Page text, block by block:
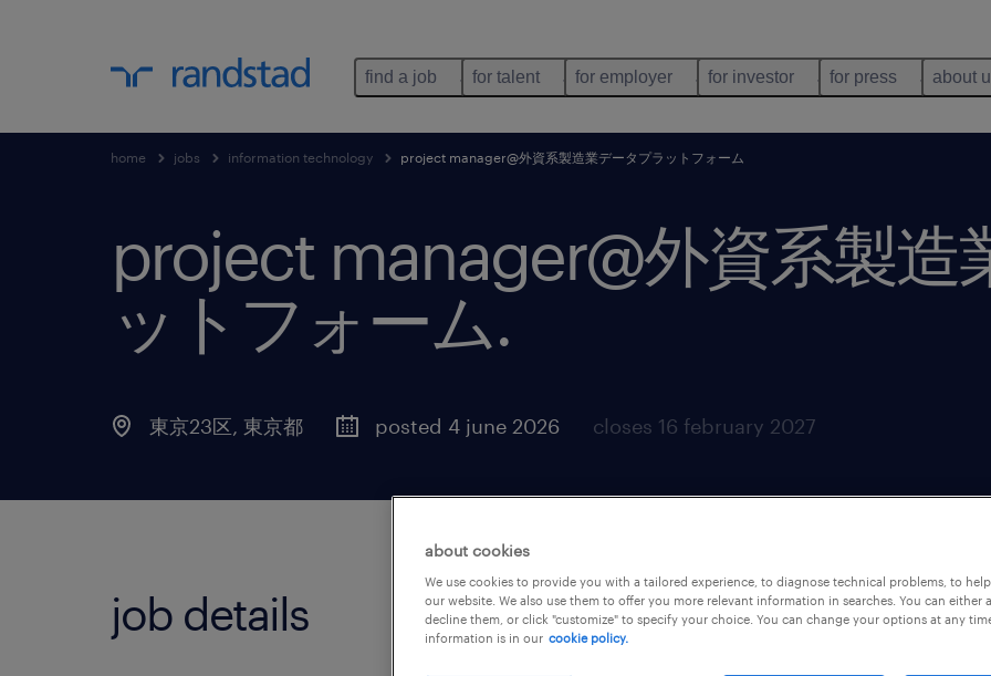
find a job for talent for employer for investor for press about
home jobs information technology project manager@外資系製造業データプラットフォーム
project manager@外資系製造
ットフォーム.
東京23区, 東京都 posted 4 june 2026 closes 16 february 2027
job details
about cookies
We use cookies to provide you with a tailored experience, to diagnose technical problems, to
our website. We also use them to offer you more relevant information in searches. You can either
decline them, or click "customize" to specify your choice. You can change your options at any
information is in our cookie policy.